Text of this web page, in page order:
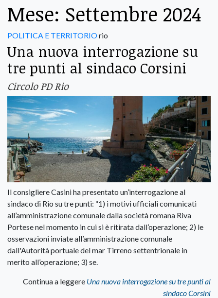
Mese: Settembre 2024
POLITICA E TERRITORIOrio
Una nuova interrogazione su
tre punti al sindaco Corsini
Circolo PD Rio
Il consigliere Casini ha presentato un’interrogazione al
sindaco di Rio su tre punti: “1) i motivi ufficiali comunicati
all’amministrazione comunale dalla società romana Riva
Portese nel momento in cui si è ritirata dall’operazione; 2) le
osservazioni inviate all’amministrazione comunale
dall'Autorità portuale del mar Tirreno settentrionale in
merito all’operazione; 3) se.
Continua a leggere Una nuova interrogazione su tre punti al
sindaco Corsini